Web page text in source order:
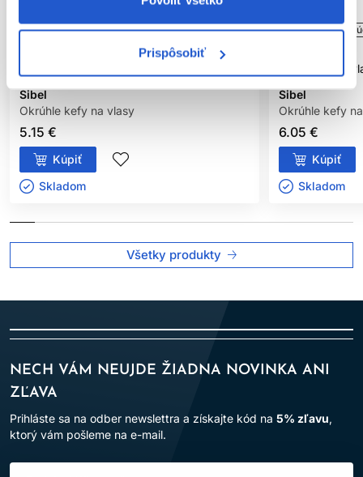
Prispôsobiť
Oficiálna distribúcia
Sibel
Okrúhle kefy na vlasy
5.15 €
Kúpiť
Skladom ㅤ
Oficiálna
Sibel kefa na
Sibel
Okrúhle kefy
6.05 €
Kúpiť
Skladom ㅤ
Všetky produkty
NECH VÁM NEUJDE ŽIADNA NOVINKA ANI
ZĽAVA
Prihláste sa na odber newslettra a získajte kód na 5% zľavu,
ktorý vám pošleme na e-mail.